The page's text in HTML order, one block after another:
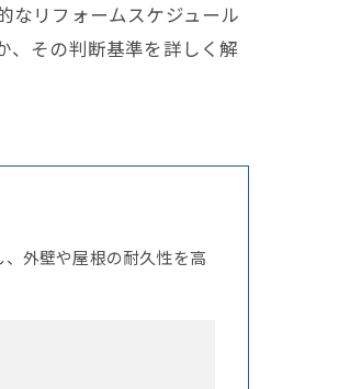
なリフォームスケジュール
、その判断基準を詳しく解
外壁や屋根の耐久性を高